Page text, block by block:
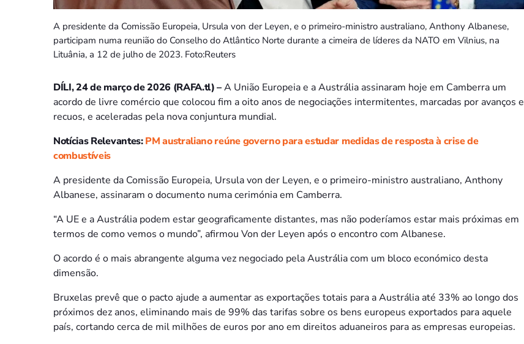
A presidente da Comissão Europeia, Ursula von der Leyen, e o primeiro-ministro australiano, Anthony Albanese,
participam numa reunião do Conselho do Atlântico Norte durante a cimeira de líderes da NATO em Vilnius, na
Lituânia, a 12 de julho de 2023. Foto:Reuters
DÍLI, 24 de março de 2026 (RAFA.tl) –A União Europeia e a Austrália assinaram hoje em Camberra um
acordo de livre comércio que colocou fim a oito anos de negociações intermitentes, marcadas por avanços e
recuos, e aceleradas pela nova conjuntura mundial.
Notícias Relevantes:PM australiano reúne governo para estudar medidas de resposta à crise de
combustíveis
A presidente da Comissão Europeia, Ursula von der Leyen, e o primeiro-ministro australiano, Anthony
Albanese, assinaram o documento numa cerimónia em Camberra.
“A UE e a Austrália podem estar geograficamente distantes, mas não poderíamos estar mais próximas em
termos de como vemos o mundo”, afirmou Von der Leyen após o encontro com Albanese.
O acordo é o mais abrangente alguma vez negociado pela Austrália com um bloco económico desta
dimensão.
Bruxelas prevê que o pacto ajude a aumentar as exportações totais para a Austrália até 33% ao longo dos
próximos dez anos, eliminando mais de 99% das tarifas sobre os bens europeus exportados para aquele
país, cortando cerca de mil milhões de euros por ano em direitos aduaneiros para as empresas europeias.